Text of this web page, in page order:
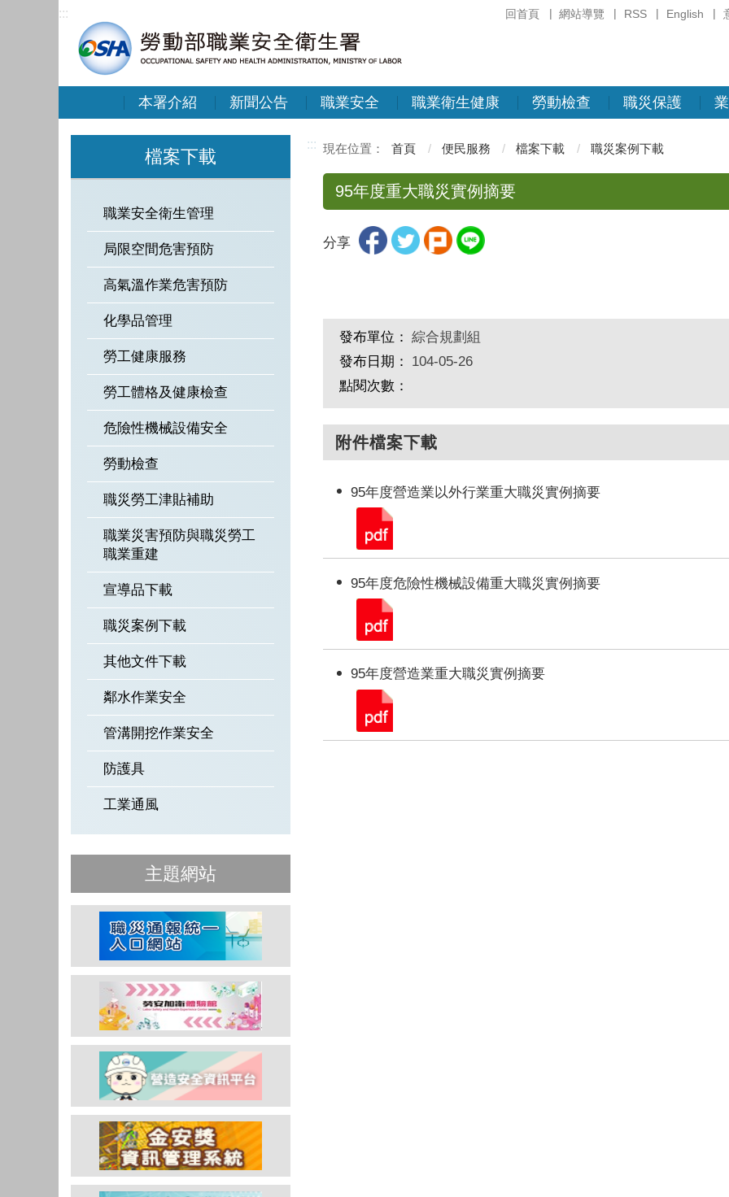
回首頁 網站導覽 RSS English
:::
本署介紹 新聞公告 職業安全 職業衛生健康 勞動檢查 職災保護
檔案下載
職業安全衛生管理
局限空間危害預防
高氣溫作業危害預防
化學品管理
勞工健康服務
勞工體格及健康檢查
危險性機械設備安全
勞動檢查
職災勞工津貼補助
職業災害預防與職災勞工
職業重建
宣導品下載
職災案例下載
其他文件下載
鄰水作業安全
管溝開挖作業安全
防護具
工業通風
主題網站
::: 首頁 便民服務 檔案下載 職災案例下載
95年度重大職災實例摘要
分享
發布單位： 綜合規劃組
發布日期：
104-05-26
點閱次數：
附件檔案下載
95年度營造業以外行業重大職災實例摘要
95年度危險性機械設備重大職災實例摘要
95年度營造業重大職災實例摘要